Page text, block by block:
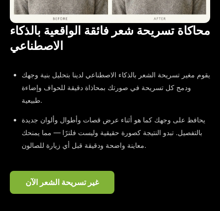
محاكاة تسريحة شعر فائقة الواقعية بالذكاء
الاصطناعي
يقوم مغير تسريحة الشعر بالذكاء الاصطناعي لدينا بتحليل بنية وجهك
ودمج كل تسريحة في صورتك بمحاذاة دقيقة للحواف وإضاءة
طبيعية.
يحافظ على وجهك كما هو أثناء عرض قصات وأطوال وألوان جديدة
بالتفصيل. تبدو النتيجة كصورة حقيقية وليست فلترًا — مما يمنحك
معاينة واضحة ودقيقة قبل أي زيارة للصالون.
غير تسريحة الشعر الآن